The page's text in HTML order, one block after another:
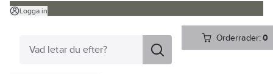
Logga in
Orderrader:0